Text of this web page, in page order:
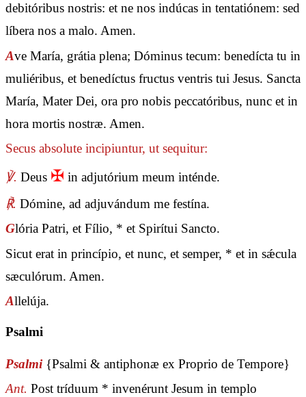
debitóribus nostris: et ne nos indúcas in tentatiónem: sed
líbera nos a malo. Amen.
Ave María, grátia plena; Dóminus tecum: benedícta tu in
muliéribus, et benedíctus fructus ventris tui Jesus. Sancta
María, Mater Dei, ora pro nobis peccatóribus, nunc et in
hora mortis nostræ. Amen.
Secus absolute incipiuntur, ut sequitur:
℣. Deus ✠ in adjutórium meum inténde.
℟. Dómine, ad adjuvándum me festína.
Glória Patri, et Fílio, * et Spirítui Sancto.
Sicut erat in princípio, et nunc, et semper, * et in sǽcula
sæculórum. Amen.
Allelúja.
Psalmi
Psalmi {Psalmi & antiphonæ ex Proprio de Tempore}
Ant. Post tríduum * invenérunt Jesum in templo